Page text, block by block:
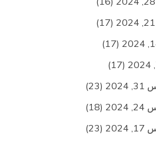
(17)
(17)
(17)
(23)
(18)
(23)